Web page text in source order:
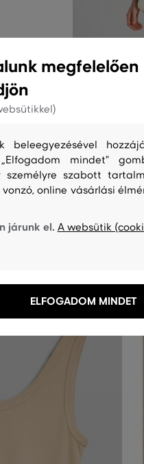
megfelelően
beleegyezésével
mindet"
szabott
online vásárlási
járunk el. A websütik
ELFOGADOM MINDET